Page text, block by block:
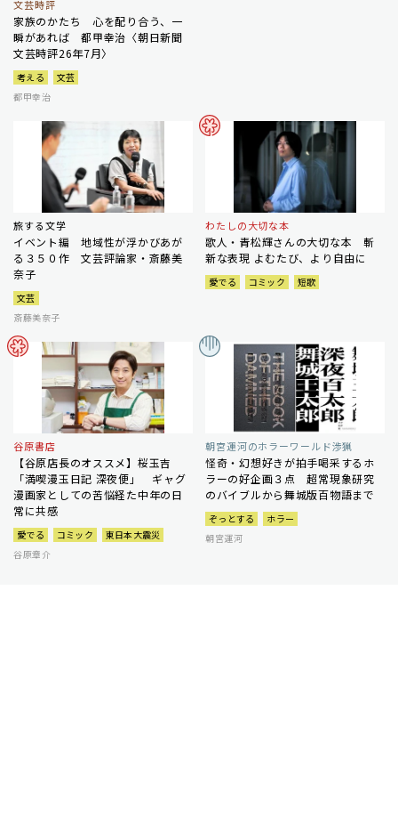
文芸時評
家族のかたち 心を配り合う、一
瞬があれば 都甲幸治〈朝日新聞
文芸時評26年7月〉
考える
文芸
都甲幸治
旅する文学
イベント編 地域性が浮かびあが
る３５０作 文芸評論家・斎藤美
奈子
文芸
斎藤美奈子
わたしの大切な本
歌人・青松輝さんの大切な本 斬
新な表現 よむたび、より自由に
愛でる コミック 短歌
谷原書店
【谷原店長のオススメ】桜玉吉
「満喫漫玉日記 深夜便」 ギャグ
漫画家としての苦悩経た中年の日
常に共感
愛でる コミック
東日本大震災
谷原章介
朝宮運河のホラーワールド渉猟
怪奇・幻想好きが拍手喝采するホ
ラーの好企画３点 超常現象研究
のバイブルから舞城版百物語まで
ぞっとする
ホラー
朝宮運河